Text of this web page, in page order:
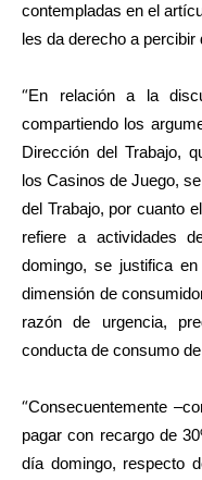
contempladas en el
les da derecho a percibir
“En relación a la
compartiendo los
Dirección del Trabajo,
los Casinos de Juego,
del Trabajo, por cuanto
refiere a actividades
domingo, se justifica
dimensión de
razón de urgencia,
conducta de consumo
“Consecuentemente
pagar con recargo de
día domingo, respecto